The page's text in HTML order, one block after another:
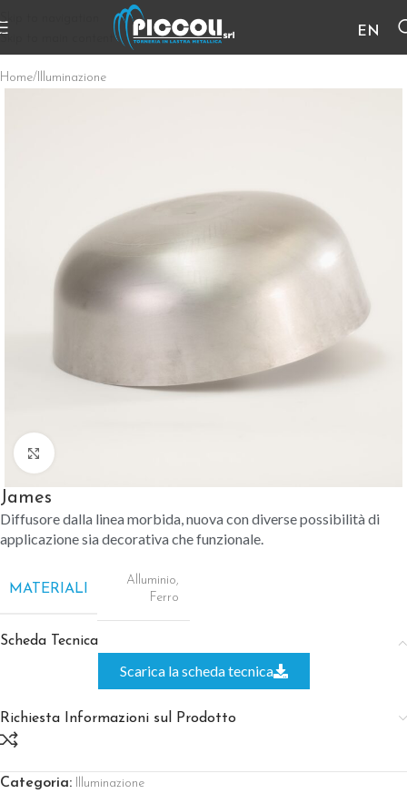
Skip to navigation
EN
Home/Illuminazione
James
Diffusore dalla linea morbida, nuova con diverse possibilità di
applicazione sia decorativa che funzionale.
MATERIALI
Alluminio,
Ferro
Scheda Tecnica
Scarica la scheda tecnica
Richiesta Informazioni sul Prodotto
Categoria: Illuminazione